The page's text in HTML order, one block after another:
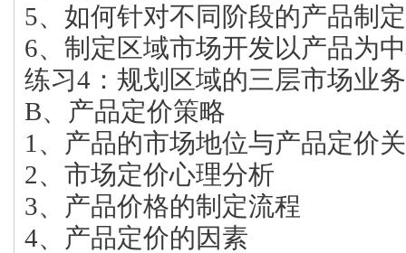
5、如何针对不同阶段的产品制
6、制定区域市场开发以产品为
练习4：规划区域的三层市场业
B、产品定价策略
1、产品的市场地位与产品定价
2、市场定价心理分析
3、产品价格的制定流程
4、产品定价的因素